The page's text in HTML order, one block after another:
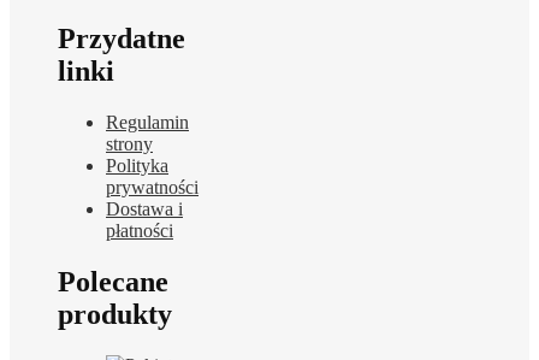
Przydatne
linki
Regulamin
strony
Polityka
prywatności
Dostawa i
płatności
Polecane
produkty